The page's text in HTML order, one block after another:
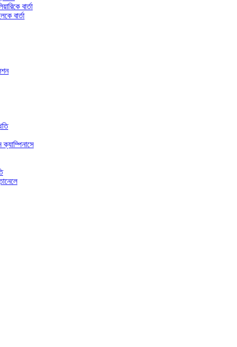
বার্তা
বার্তা